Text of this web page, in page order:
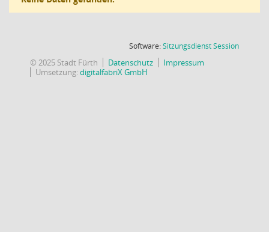
Software:SitzungsdienstSession(Wird in
© 2025 Stadt Fürth Datenschutz
Impressum
Umsetzung:digitalfabriX GmbH